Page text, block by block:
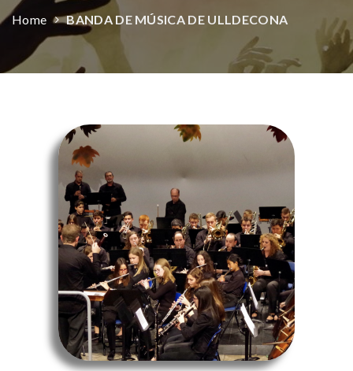
Home BANDA DE MÚSICA DE ULLDECONA